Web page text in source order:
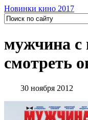
Новинки кино 2017
мужчина с
смотреть
30 ноября 2012